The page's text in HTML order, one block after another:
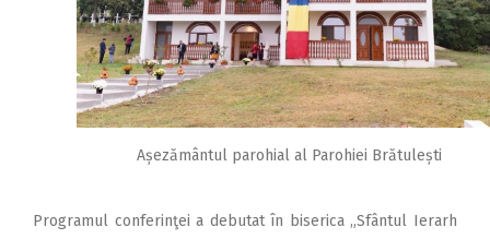
Așezământul parohial al Parohiei Brătulești
Programul conferinţei a debutat în biserica „Sfântul Ierarh